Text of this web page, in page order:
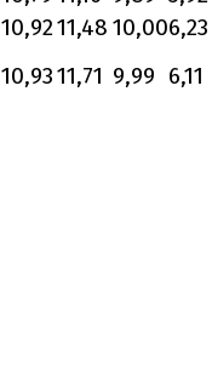
10,9211,48 10,006,23
10,9311,71 9,99 6,11